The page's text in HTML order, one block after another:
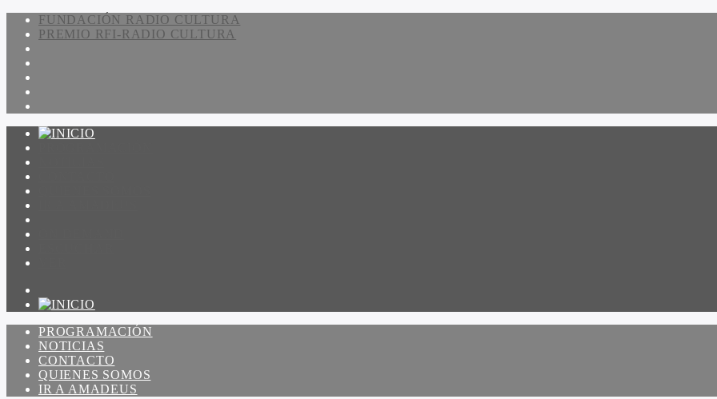
FUNDACIÓN RADIO CULTURA
PREMIO RFI-RADIO CULTURA
PROGRAMACIÓN
NOTICIAS
CONTACTO
QUIENES SOMOS
IR A AMADEUS